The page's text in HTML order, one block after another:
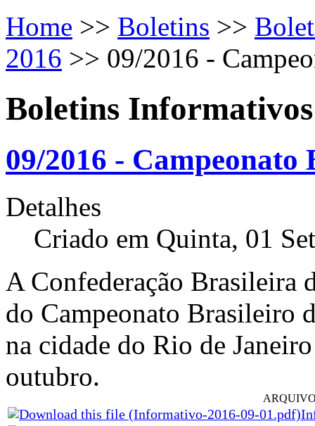
Home >> Boletins >>
2016 >> 09/2016 -
Boletins Informativos
09/2016 -
Detalhes
Criado em Quinta, 01
A Confederação Brasileira
do Campeonato Brasileiro
na cidade do Rio de
outubro.